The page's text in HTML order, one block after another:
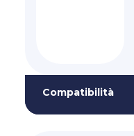
Compatibilità